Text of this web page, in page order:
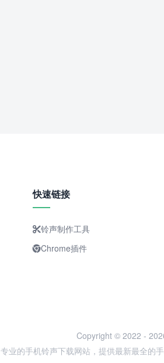
快速链接
铃声制作工具
Chrome插件
Copyright © 2022 -
专业的手机铃声下载网站，提供最新最全的